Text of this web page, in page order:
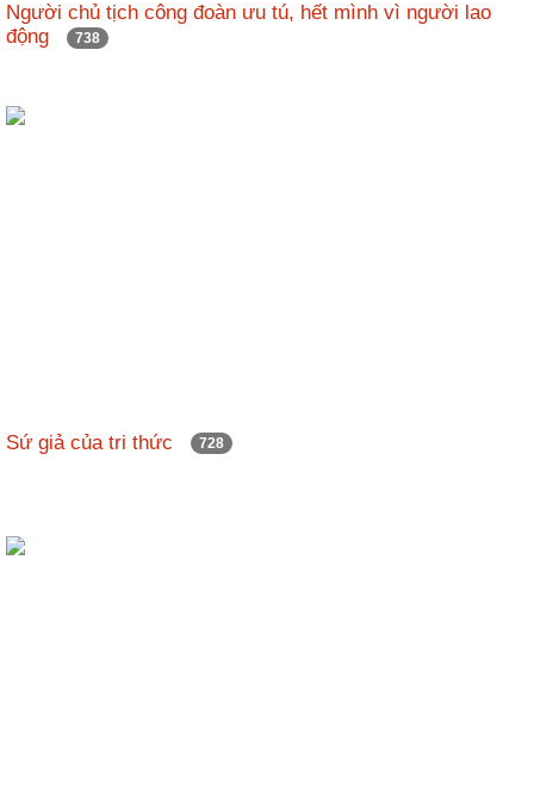
Người chủ tịch công đoàn ưu tú, hết mình vì người lao
động
738
Sứ giả của tri thức 728